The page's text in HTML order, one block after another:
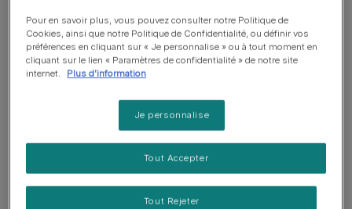
Montrer 5 sur 5 articles
Les articles les plus consultés
Comportement du chaton
Comportements de chasse des
chats
Pour en savoir plus, vous pouvez consulter notre Politique de
Cookies, ainsi que notre Politique de Confidentialité, ou définir vos
préférences en cliquant sur « Je personnalise » ou à tout moment en
cliquant sur le lien « Paramètres de confidentialité » de notre site
internet.
Plus d'information
Je personnalise
Tout Rejeter
Tout Accepter